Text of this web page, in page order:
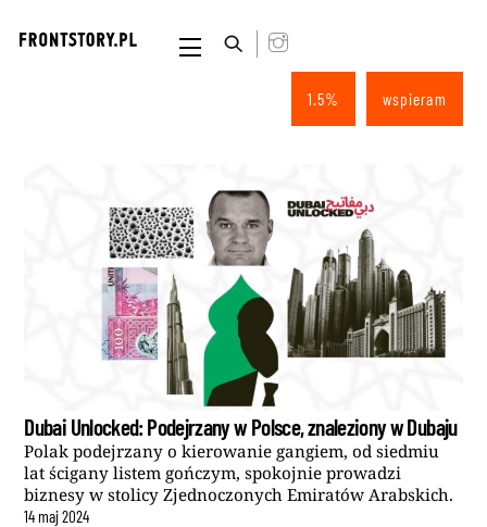
content
Menu
wspieram
1.5%
Dubai Unlocked: Podejrzany w Polsce, znaleziony w Dubaju
Polak podejrzany o kierowanie gangiem, od siedmiu
lat ścigany listem gończym, spokojnie prowadzi
biznesy w stolicy Zjednoczonych Emiratów Arabskich.
14 maj2024